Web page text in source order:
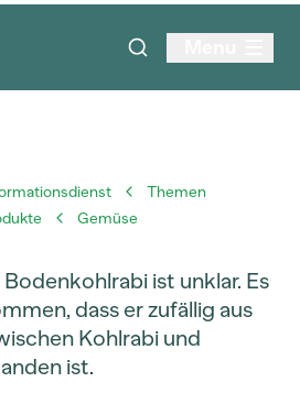
Themen
Gemüse
ist unklar. Es
dass er zufällig aus
Kohlrabi und
ist.